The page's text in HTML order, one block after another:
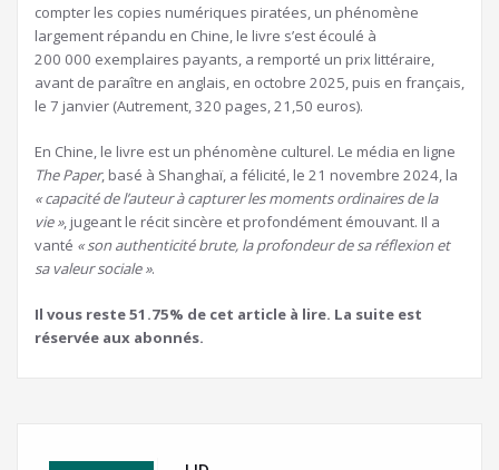
compter les copies numériques piratées, un phénomène
largement répandu en Chine, le livre s’est écoulé à
200 000 exemplaires payants, a remporté un prix littéraire,
avant de paraître en anglais, en octobre 2025, puis en français,
le 7 janvier (Autrement, 320 pages, 21,50 euros).
En Chine, le livre est un phénomène culturel. Le média en ligne
The Paper, basé à Shanghaï, a félicité, le 21 novembre 2024, la
« capacité de l’auteur à capturer les moments ordinaires de la
vie », jugeant le récit sincère et profondément émouvant. Il a
vanté « son authenticité brute, la profondeur de sa réflexion et
sa valeur sociale ».
Il vous reste 51.75% de cet article à lire. La suite est
réservée aux abonnés.